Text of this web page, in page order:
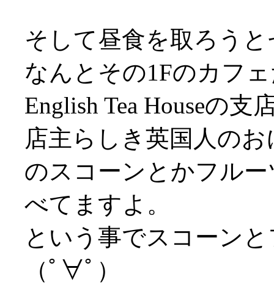
そして昼食を取ろう
なんとその1Fのカフ
English Tea Houseの支
店主らしき英国人の
のスコーンとかフル
べてますよ。
という事でスコーン
（ﾟ∀ﾟ）